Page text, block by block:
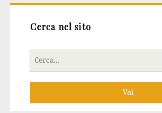
Cerca nel sito
Cerca
per: